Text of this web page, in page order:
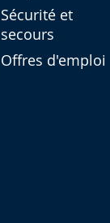
Sécurité et
secours
Offres d'emploi